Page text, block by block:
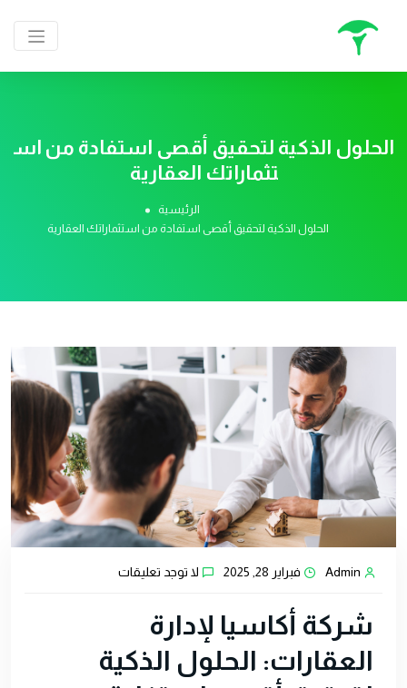
الحلول الذكية لتحقيق أقصى استفادة من اس
تثماراتك العقارية
الرئيسية
الحلول الذكية لتحقيق أقصى استفادة من استثماراتك العقارية
Admin فبراير 28, 2025 لا توجد تعليقات
شركة أكاسيا لإدارة
العقارات: الحلول الذكية